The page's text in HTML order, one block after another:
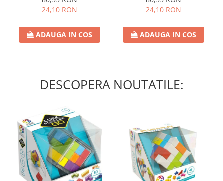
24,10 RON
ADAUGA IN COS
24,10 RON
ADAUGA IN COS
DESCOPERA NOUTATILE: